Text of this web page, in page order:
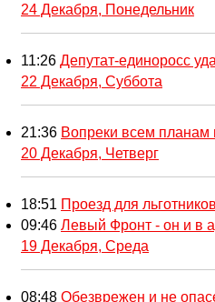
24 Декабря, Понедельник
11:26 Депутат-единоросс
22 Декабря, Суббота
21:36 Вопреки всем планам
20 Декабря, Четверг
18:51 Проезд для
09:46 Левый Фронт - он и в
19 Декабря, Среда
08:48 Обезврежен и не